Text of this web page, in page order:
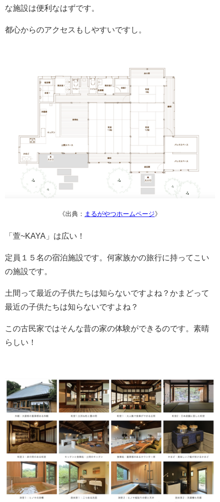
な施設は便利なはずです。
都心からのアクセスもしやすいですし。
《出典： まるがやつホームページ》
「萱~KAYA」は広い！
定員１５名の宿泊施設です。何家族かの旅行に持ってこい
の施設です。
土間って最近の子供たちは知らないですよね？かまどって
最近の子供たちは知らないですよね？
この古民家ではそんな昔の家の体験ができるのです。素晴
らしい！